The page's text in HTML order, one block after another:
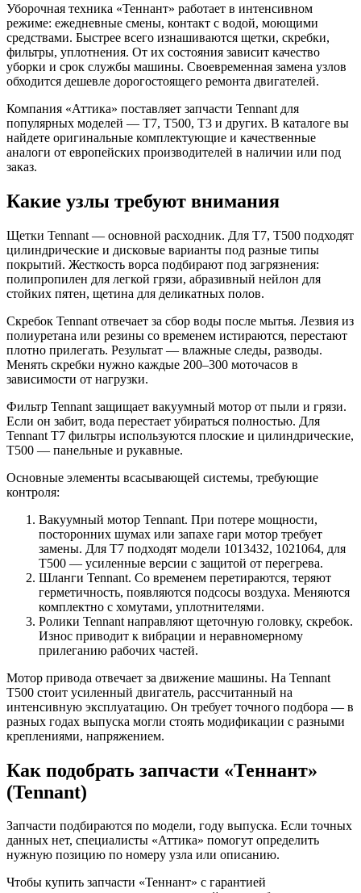
Уборочная техника «Теннант» работает в интенсивном
режиме: ежедневные смены, контакт с водой, моющими
средствами. Быстрее всего изнашиваются щетки, скребки,
фильтры, уплотнения. От их состояния зависит качество
уборки и срок службы машины. Своевременная замена узлов
обходится дешевле дорогостоящего ремонта двигателей.
Компания «Аттика» поставляет запчасти Tennant для
популярных моделей — Т7, Т500, Т3 и других. В каталоге вы
найдете оригинальные комплектующие и качественные
аналоги от европейских производителей в наличии или под
заказ.
Какие узлы требуют внимания
Щетки Tennant — основной расходник. Для Т7, Т500 подходят
цилиндрические и дисковые варианты под разные типы
покрытий. Жесткость ворса подбирают под загрязнения:
полипропилен для легкой грязи, абразивный нейлон для
стойких пятен, щетина для деликатных полов.
Скребок Tennant отвечает за сбор воды после мытья. Лезвия из
полиуретана или резины со временем истираются, перестают
плотно прилегать. Результат — влажные следы, разводы.
Менять скребки нужно каждые 200–300 моточасов в
зависимости от нагрузки.
Фильтр Tennant защищает вакуумный мотор от пыли и грязи.
Если он забит, вода перестает убираться полностью. Для
Tennant Т7 фильтры используются плоские и цилиндрические,
Т500 — панельные и рукавные.
Основные элементы всасывающей системы, требующие
контроля:
Вакуумный мотор Tennant. При потере мощности,
посторонних шумах или запахе гари мотор требует
замены. Для Т7 подходят модели 1013432, 1021064, для
Т500 — усиленные версии с защитой от перегрева.
Шланги Tennant. Со временем перетираются, теряют
герметичность, появляются подсосы воздуха. Меняются
комплектно с хомутами, уплотнителями.
Ролики Tennant направляют щеточную головку, скребок.
Износ приводит к вибрации и неравномерному
прилеганию рабочих частей.
Мотор привода отвечает за движение машины. На Tennant
Т500 стоит усиленный двигатель, рассчитанный на
интенсивную эксплуатацию. Он требует точного подбора — в
разных годах выпуска могли стоять модификации с разными
креплениями, напряжением.
Как подобрать запчасти «Теннант»
(Tennant)
Запчасти подбираются по модели, году выпуска. Если точных
данных нет, специалисты «Аттика» помогут определить
нужную позицию по номеру узла или описанию.
Чтобы купить запчасти «Теннант» с гарантией